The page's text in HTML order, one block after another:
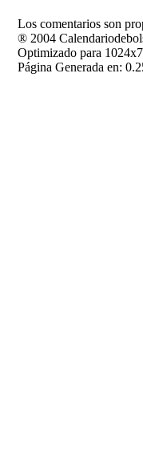
Los comentarios son
® 2004
Optimizado para
Página Generada en: